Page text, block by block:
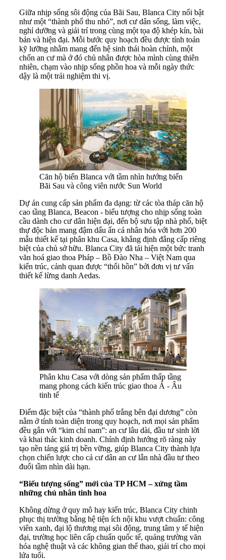
Giữa nhịp sống sôi động của Bãi Sau, Blanca City nổi bật
như một “thành phố thu nhỏ”, nơi cư dân sống, làm việc,
nghỉ dưỡng và giải trí trong cùng một tọa độ khép kín, bài
bản và hiện đại. Mỗi bước quy hoạch đều được tính toán
kỹ lưỡng nhằm mang đến hệ sinh thái hoàn chỉnh, một
chốn an cư mà ở đó chủ nhân được hòa mình cùng thiên
nhiên, chạm vào nhịp sống phồn hoa và mỗi ngày thức
dậy là một trải nghiệm thi vị.
Căn hộ biển Blanca với tầm nhìn hướng biển
Bãi Sau và công viên nước Sun World
Dự án cung cấp sản phẩm đa dạng: từ các tòa tháp căn hộ
cao tầng Blanca, Beacon - biểu tượng cho nhịp sống toàn
cầu dành cho cư dân hiện đại, đến bộ sưu tập nhà phố, biệt
thự độc bản mang đậm dấu ấn cá nhân hóa với hơn 200
mẫu thiết kế tại phân khu Casa, khẳng định đẳng cấp riêng
biệt của chủ sở hữu. Blanca City đã tái hiện một bức tranh
văn hoá giao thoa Pháp – Bồ Đào Nha – Việt Nam qua
kiến trúc, cảnh quan được “thổi hồn” bởi đơn vị tư vấn
thiết kế lừng danh Aedas.
Phân khu Casa với dòng sản phẩm thấp tầng
mang phong cách kiến trúc giao thoa Á - Âu
tinh tế
Điểm đặc biệt của “thành phố trắng bên đại dương” còn
nằm ở tính toàn diện trong quy hoạch, nơi mọi sản phẩm
đều gắn với “kim chỉ nam”: an cư lâu dài, đầu tư sinh lời
và khai thác kinh doanh. Chính định hướng rõ ràng này
tạo nền tảng giá trị bền vững, giúp Blanca City thành lựa
chọn chiến lược cho cả cư dân an cư lẫn nhà đầu tư theo
đuổi tầm nhìn dài hạn.
“Biểu tượng sống” mới của TP HCM – xứng tầm
những chủ nhân tinh hoa
Không dừng ở quy mô hay kiến trúc, Blanca City chinh
phục thị trường bằng hệ tiện ích nội khu vượt chuẩn: công
viên xanh, đại lộ thương mại sôi động, trung tâm y tế hiện
đại, trường học liên cấp chuẩn quốc tế, quảng trường văn
hóa nghệ thuật và các không gian thể thao, giải trí cho mọi
lứa tuổi.